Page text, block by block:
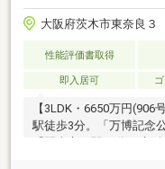
大阪府茨木市東奈良３
性能評価書取得
即入居可
【3LDK・6650万円(906
駅徒歩3分。「万博記念